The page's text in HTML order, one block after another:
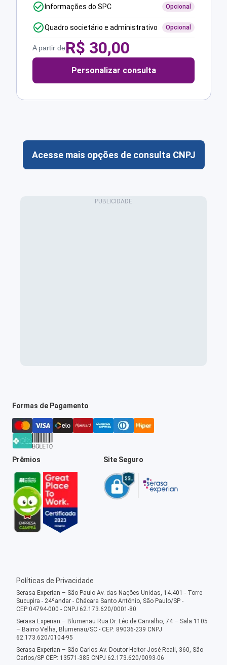
Informações do SPC Opcional
Quadro societário e administrativo Opcional
A partir deR$ 30,00
Personalizar consulta
Acesse mais opções de consulta CNPJ
Formas de Pagamento
Prêmios Site Seguro
Políticas de Privacidade
Serasa Experian – São Paulo Av. das Nações Unidas, 14.401 - Torre
Sucupira - 24ºandar - Chácara Santo Antônio, São Paulo/SP -
CEP:04794-000 - CNPJ 62.173.620/0001-80
Serasa Experian – Blumenau Rua Dr. Léo de Carvalho, 74 – Sala 1105
– Bairro Velha, Blumenau/SC - CEP: 89036-239 CNPJ
62.173.620/0104-95
Serasa Experian – São Carlos Av. Doutor Heitor José Reali, 360, São
Carlos/SP CEP: 13571-385 CNPJ 62.173.620/0093-06